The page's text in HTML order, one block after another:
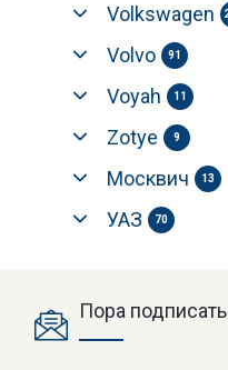
Volkswagen
Volvo 91
Voyah 11
Zotye 9
Москвич 13
УАЗ 70
Пора